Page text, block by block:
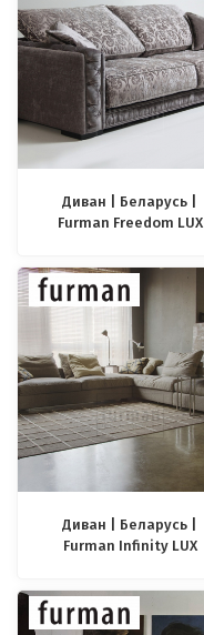
Диван | Беларусь |
Furman Freedom LUX
Диван | Беларусь |
Furman Infinity LUX